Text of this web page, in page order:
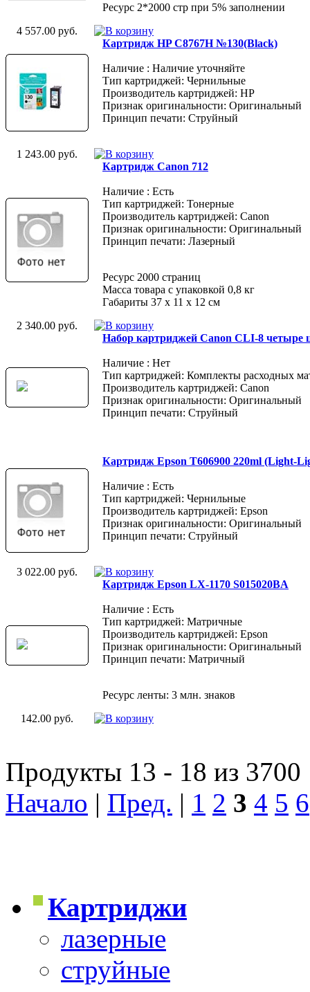
Ресурс 2*2000 стр при 5% заполнении
4 557.00 руб.
Картридж HP C8767H №130(Black)
Наличие : Наличие уточняйте
Тип картриджей: Чернильные
Производитель картриджей: HP
Признак оригинальности: Оригинальный
Принцип печати: Струйный
1 243.00 руб.
Картридж Canon 712
Наличие : Есть
Тип картриджей: Тонерные
Производитель картриджей: Canon
Признак оригинальности: Оригинальный
Принцип печати: Лазерный
Ресурс 2000 страниц
Масса товара с упаковкой 0,8 кг
Габариты 37 x 11 x 12 см
2 340.00 руб.
Набор картриджей Canon CLI-8 четыре
Наличие : Нет
Тип картриджей: Комплекты расходных
Производитель картриджей: Canon
Признак оригинальности: Оригинальный
Принцип печати: Струйный
Картридж Epson T606900 220ml (Light-
Наличие : Есть
Тип картриджей: Чернильные
Производитель картриджей: Epson
Признак оригинальности: Оригинальный
Принцип печати: Струйный
3 022.00 руб.
Картридж Epson LX-1170 S015020BA
Наличие : Есть
Тип картриджей: Матричные
Производитель картриджей: Epson
Признак оригинальности: Оригинальный
Принцип печати: Матричный
Ресурс ленты: 3 млн. знаков
142.00 руб.
Продукты 13 - 18 из 3700
Начало | Пред. | 1 2 3 4 5 6
Картриджи
лазерные
струйные